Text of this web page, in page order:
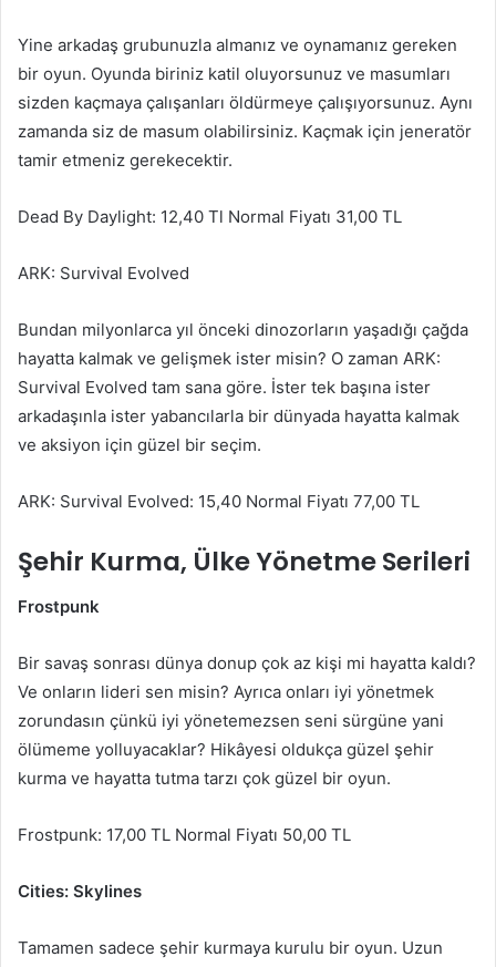
Yine arkadaş grubunuzla almanız ve oynamanız gereken
bir oyun. Oyunda biriniz katil oluyorsunuz ve masumları
sizden kaçmaya çalışanları öldürmeye çalışıyorsunuz. Aynı
zamanda siz de masum olabilirsiniz. Kaçmak için jeneratör
tamir etmeniz gerekecektir.
Dead By Daylight: 12,40 Tl Normal Fiyatı 31,00 TL
ARK: Survival Evolved
Bundan milyonlarca yıl önceki dinozorların yaşadığı çağda
hayatta kalmak ve gelişmek ister misin? O zaman ARK:
Survival Evolved tam sana göre. İster tek başına ister
arkadaşınla ister yabancılarla bir dünyada hayatta kalmak
ve aksiyon için güzel bir seçim.
ARK: Survival Evolved: 15,40 Normal Fiyatı 77,00 TL
Şehir Kurma, Ülke Yönetme Serileri
Frostpunk
Bir savaş sonrası dünya donup çok az kişi mi hayatta kaldı?
Ve onların lideri sen misin? Ayrıca onları iyi yönetmek
zorundasın çünkü iyi yönetemezsen seni sürgüne yani
ölümeme yolluyacaklar? Hikâyesi oldukça güzel şehir
kurma ve hayatta tutma tarzı çok güzel bir oyun.
Frostpunk: 17,00 TL Normal Fiyatı 50,00 TL
Cities: Skylines
Tamamen sadece şehir kurmaya kurulu bir oyun. Uzun